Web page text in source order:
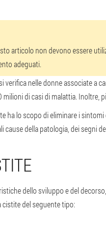
articolo non devono essere
adeguati.
verifica nelle donne associate a
di casi di malattia. Inoltre,
ha lo scopo di eliminare i
cause della patologia, dei segni
dello sviluppo e del
del seguente tipo: